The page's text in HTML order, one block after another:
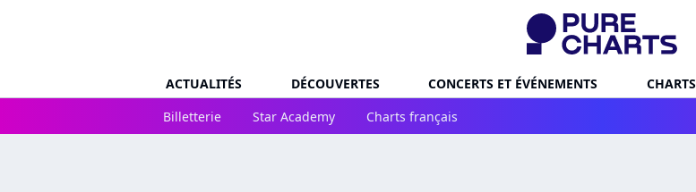
ACTUALITÉS DÉCOUVERTES CONCERTS ET ÉVÉNEMENTS CHARTS
Billetterie
Star Academy Charts français